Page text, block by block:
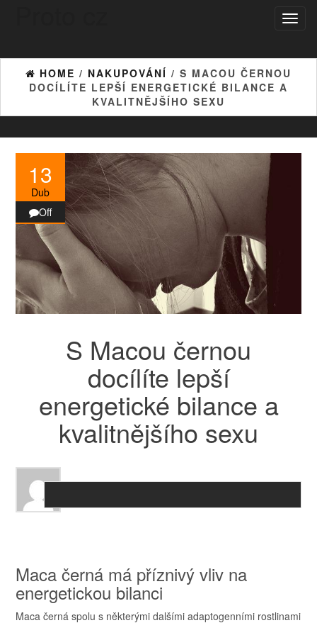
HOME / NAKUPOVÁNÍ / S MACOU ČERNOU
DOCÍLÍTE LEPŠÍ ENERGETICKÉ BILANCE A
KVALITNĚJŠÍHO SEXU
13
Dub
Off
S Macou černou
docílíte lepší
energetické bilance a
kvalitnějšího sexu
Maca černá má příznivý vliv na
energetickou bilanci
Maca černá spolu s některými dalšími adaptogenními rostlinami